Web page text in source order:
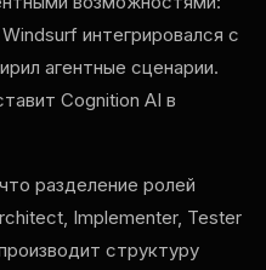
интегрировался с
агентные сценарии.
Cognition AI в
разделение ролей
Implementer, Tester
структуру